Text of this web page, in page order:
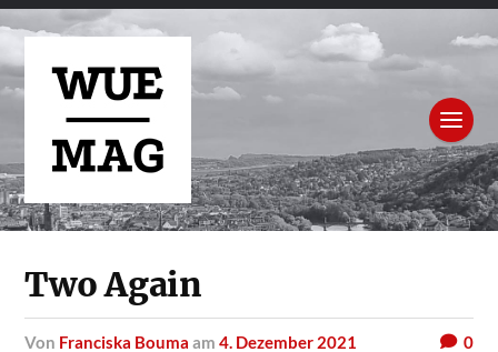
Two Again
von Franciska Bouma am4. Dezember 2021 0